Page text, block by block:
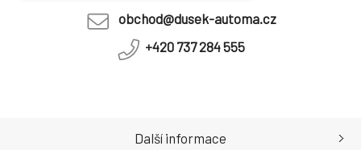
obchod@dusek-automa.cz
+420 737 284 555
Další informace